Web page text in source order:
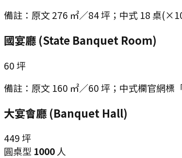
備註： 原文 276 ㎡／84 坪；中式 18 桌
國宴廳 (State Banquet Room)
60坪
備註： 原文 160 ㎡／60 坪；中式欄官網標
大宴會廳 (Banquet Hall)
449坪
圓桌型 1000 人